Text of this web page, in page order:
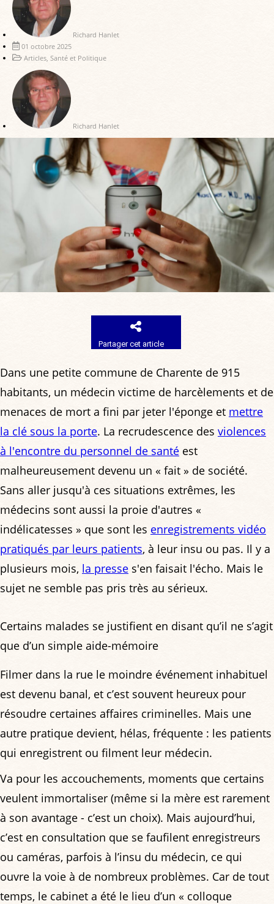
Richard Hanlet
01 octobre 2025
Articles, Santé et Politique
Richard Hanlet
Partager cet article
Dans une petite commune de Charente de 915
habitants, un médecin victime de harcèlements et de
menaces de mort a fini par jeter l'éponge et mettre
la clé sous la porte. La recrudescence des violences
à l'encontre du personnel de santé est
malheureusement devenu un « fait » de société.
Sans aller jusqu'à ces situations extrêmes, les
médecins sont aussi la proie d'autres «
indélicatesses » que sont les enregistrements vidéo
pratiqués par leurs patients, à leur insu ou pas. Il y a
plusieurs mois, la presse s'en faisait l'écho. Mais le
sujet ne semble pas pris très au sérieux.
Certains malades se justifient en disant qu’il ne s’agit
que d’un simple aide-mémoire
Filmer dans la rue le moindre événement inhabituel
est devenu banal, et c’est souvent heureux pour
résoudre certaines affaires criminelles. Mais une
autre pratique devient, hélas, fréquente : les patients
qui enregistrent ou filment leur médecin.
Va pour les accouchements, moments que certains
veulent immortaliser (même si la mère est rarement
à son avantage - c’est un choix). Mais aujourd’hui,
c’est en consultation que se faufilent enregistreurs
ou caméras, parfois à l’insu du médecin, ce qui
ouvre la voie à de nombreux problèmes. Car de tout
temps, le cabinet a été le lieu d’un « colloque